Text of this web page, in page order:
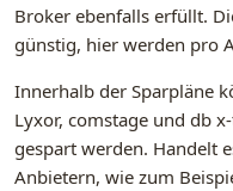
Broker ebenfalls erfüllt.
günstig, hier werden pro
Innerhalb der Sparpläne
Lyxor, comstage und db
gespart werden. Handelt
Anbietern, wie zum